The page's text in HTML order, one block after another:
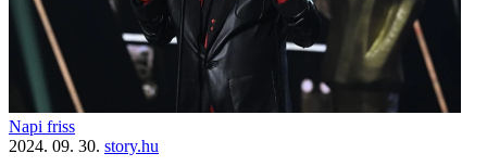
Napi friss
2024. 09. 30. story.hu